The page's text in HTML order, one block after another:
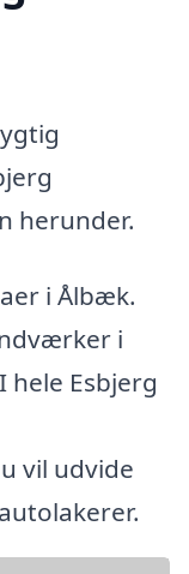
herunder.
i Ålbæk.
i
Esbjerg
vil udvide